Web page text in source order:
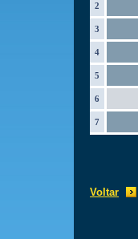
2
3
4
5
6
7
Voltar